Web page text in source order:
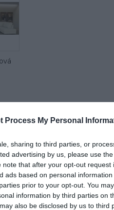
Process My Personal
sharing to third parties, or
advertising by us, please use
that after your opt-out request
ads based on personal
prior to your opt-out. You
information by third parties on
also be disclosed by us to third
true